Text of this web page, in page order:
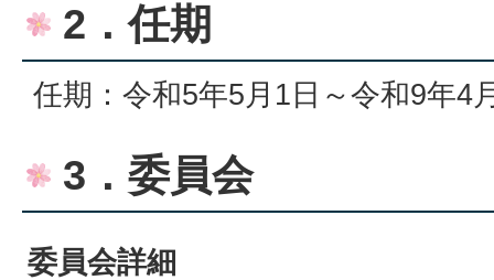
2．任期
任期：令和5年5月1日～令和9年4
3．委員会
委員会詳細